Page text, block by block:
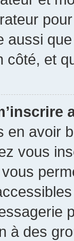
aussi
et
en avoir
vous
à des